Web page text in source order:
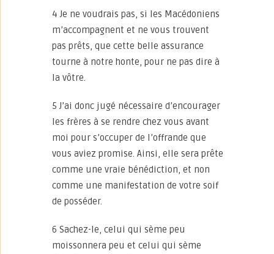
4 Je ne voudrais pas, si les Macédoniens
m’accompagnent et ne vous trouvent
pas prêts, que cette belle assurance
tourne à notre honte, pour ne pas dire à
la vôtre.
5 J’ai donc jugé nécessaire d’encourager
les frères à se rendre chez vous avant
moi pour s’occuper de l’offrande que
vous aviez promise. Ainsi, elle sera prête
comme une vraie bénédiction, et non
comme une manifestation de votre soif
de posséder.
6 Sachez-le, celui qui sème peu
moissonnera peu et celui qui sème